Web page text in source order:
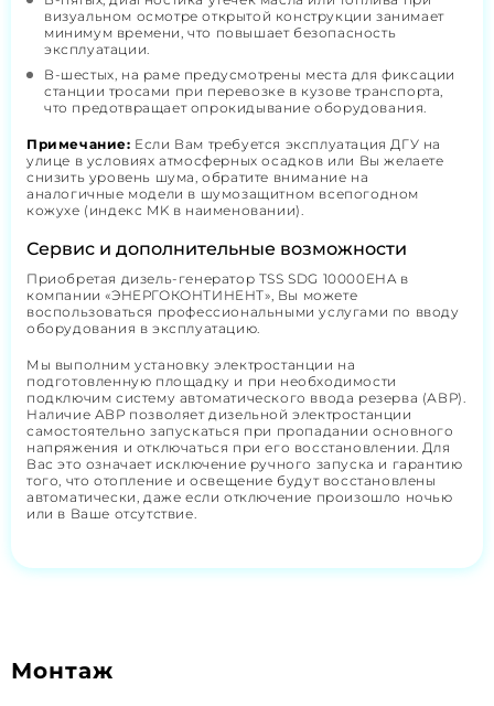
визуальном осмотре открытой конструкции занимает
минимум времени, что повышает безопасность
эксплуатации.
В-шестых, на раме предусмотрены места для фиксации
станции тросами при перевозке в кузове транспорта,
что предотвращает опрокидывание оборудования.
Примечание: Если Вам требуется эксплуатация ДГУ на
улице в условиях атмосферных осадков или Вы желаете
снизить уровень шума, обратите внимание на
аналогичные модели в шумозащитном всепогодном
кожухе (индекс MK в наименовании).
Сервис и дополнительные возможности
Приобретая дизель-генератор TSS SDG 10000EHA в
компании «ЭНЕРГОКОНТИНЕНТ», Вы можете
воспользоваться профессиональными услугами по вводу
оборудования в эксплуатацию.
Мы выполним установку электростанции на
подготовленную площадку и при необходимости
подключим систему автоматического ввода резерва (АВР).
Наличие АВР позволяет дизельной электростанции
самостоятельно запускаться при пропадании основного
напряжения и отключаться при его восстановлении. Для
Вас это означает исключение ручного запуска и гарантию
того, что отопление и освещение будут восстановлены
автоматически, даже если отключение произошло ночью
или в Ваше отсутствие.
Монтаж